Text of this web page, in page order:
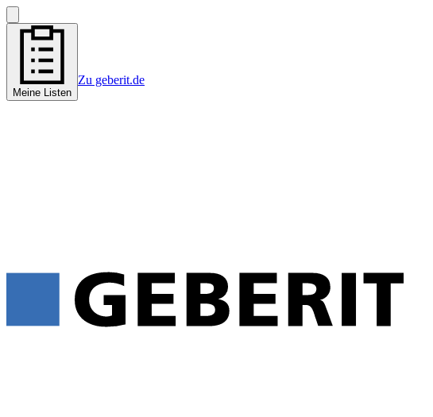
Meine Listen
Zu geberit.de